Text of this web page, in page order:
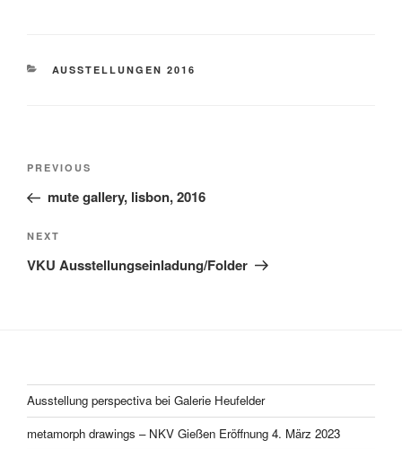
CATEGORIES
AUSSTELLUNGEN 2016
Post
Previous
Post
PREVIOUS
mute gallery, lisbon, 2016
Next
Post
NEXT
VKU Ausstellungseinladung/Folder
Ausstellung perspectiva bei Galerie Heufelder
metamorph drawings – NKV Gießen Eröffnung 4. März 2023